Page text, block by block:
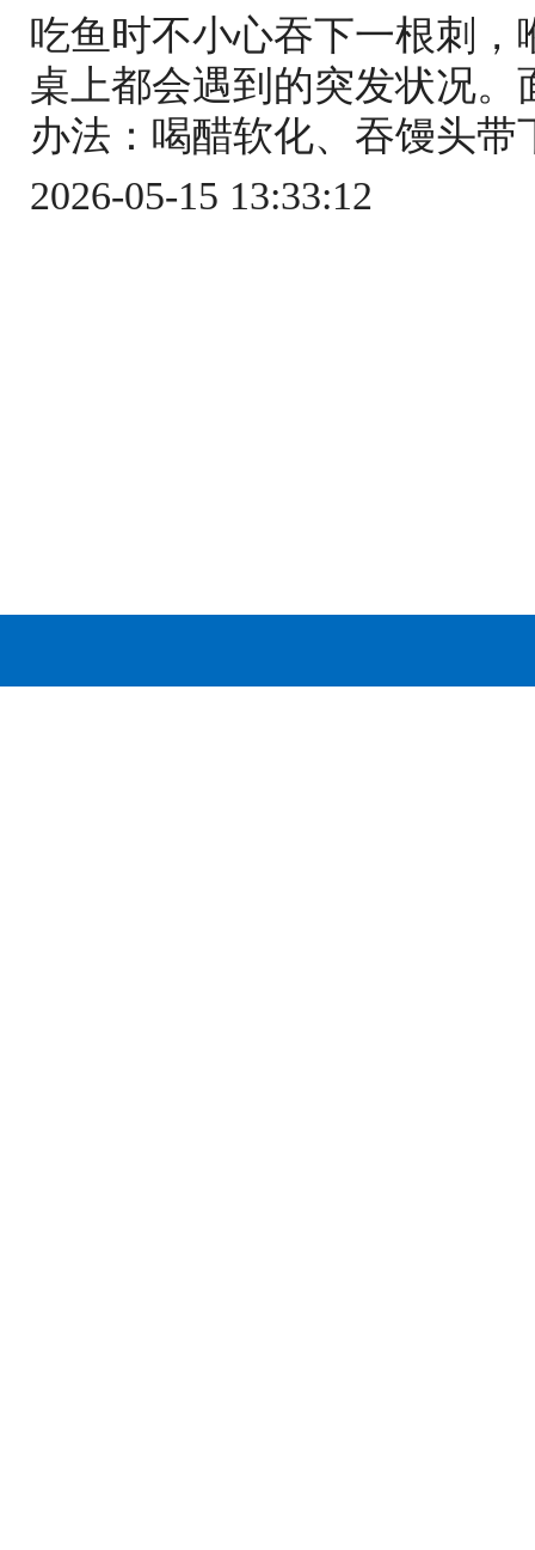
吃鱼时不小心吞下一根刺
桌上都会遇到的突发状况
办法：喝醋软化、吞馒头
2026-05-15 13:33:12